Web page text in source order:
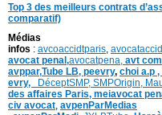
Top 3 des meilleurs contrats
comparatif)
Médias
infos : avcoaccidtparis
avocat penal,avocatpena, avt
avppar,Tube LB, peevry, choi a.p ,
evry, DéceptSMP, SMPOrigin,
des affaires Paris, meiavocat
civ avocat avpenParMedias